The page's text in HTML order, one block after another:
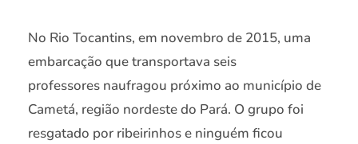
No Rio Tocantins, em novembro de 2015, uma
embarcação que transportava seis
professores naufragou próximo ao município de
Cametá, região nordeste do Pará. O grupo foi
resgatado por ribeirinhos e ninguém ficou